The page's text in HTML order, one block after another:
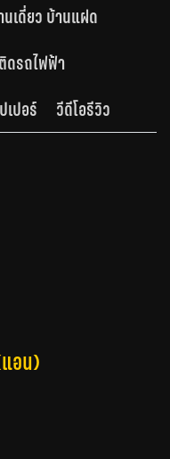
นเดี่ยว บ้านแฝด
ดรถไฟฟ้า
เปอร์ วีดีโอรีวิว
อน)